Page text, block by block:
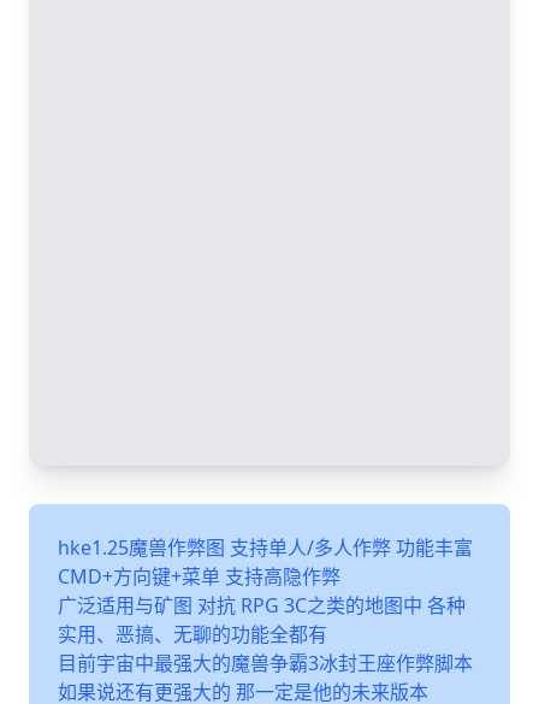
hke1.25魔兽作弊图 支持单人/多人作弊 功能丰富
CMD+方向键+菜单 支持高隐作弊
广泛适用与矿图 对抗 RPG 3C之类的地图中 各种
实用、恶搞、无聊的功能全都有
目前宇宙中最强大的魔兽争霸3冰封王座作弊脚本
如果说还有更强大的 那一定是他的未来版本